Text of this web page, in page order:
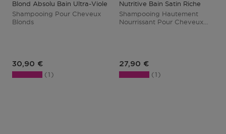
Blond Absolu Bain Ultra-Violet
Shampooing Pour Cheveux
Blonds
Prix du produit
30,90 €
1
Nutritive Bain Satin Riche
Shampooing Hautement
Nourrissant Pour Cheveux
Prix du produit
27,90 €
1